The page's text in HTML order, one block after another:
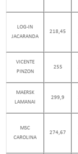
LOG-IN
JACARANDA
218,45
VICENTE
PINZON
255
MAERSK
LAMANAI
299,9
MSC
CAROLINA
274,67